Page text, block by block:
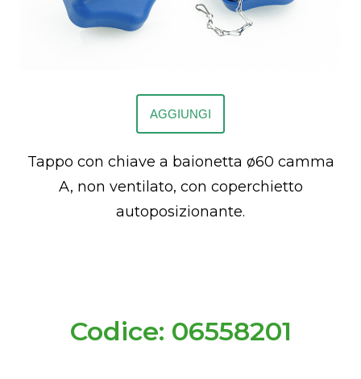
AGGIUNGI
Tappo con chiave a baionetta ø60 camma
A, non ventilato, con coperchietto
autoposizionante.
Codice: 06558201